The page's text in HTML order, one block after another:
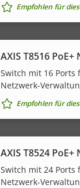
Empfohlen für
AXIS T8516
Switch mit 16 Ports
Netzwerk-
Empfohlen für
AXIS T8524
Switch mit 24 Ports
Netzwerk-